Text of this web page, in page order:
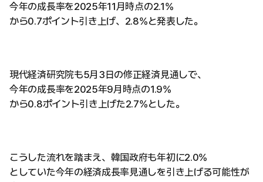
今年の成長率を2025年11月時点の2.1%
から0.7ポイント引き上げ、2.8%と発表した。
現代経済研究院も5月3日の修正経済見通しで、
今年の成長率を2025年9月時点の1.9%
から0.8ポイント引き上げた2.7%とした。
こうした流れを踏まえ、韓国政府も年初に2.0%
としていた今年の経済成長率見通しを引き上げる可能性が